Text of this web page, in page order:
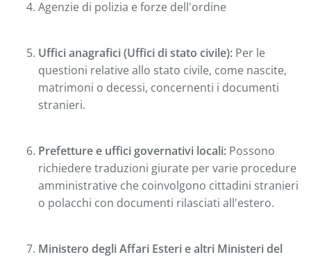
Agenzie di polizia e forze dell'ordine
Uffici anagrafici (Uffici di stato civile): Per le
questioni relative allo stato civile, come nascite,
matrimoni o decessi, concernenti i documenti
stranieri.
Prefetture e uffici governativi locali: Possono
richiedere traduzioni giurate per varie procedure
amministrative che coinvolgono cittadini stranieri
o polacchi con documenti rilasciati all'estero.
Ministero degli Affari Esteri e altri Ministeri del